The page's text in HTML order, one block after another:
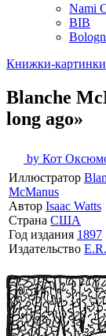
Nami
BIB
Книжки-картинки
Blanche
long ago»
by Кот
Иллюстратор
McManus
Автор Isaac Watts
Страна США
Год издания 1897
Издательство